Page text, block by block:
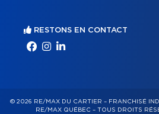
RESTONS EN CONTACT
© 2026 RE/MAX DU CARTIER – FRANCHISÉ
RE/MAX QUÉBEC – TOUS DROITS